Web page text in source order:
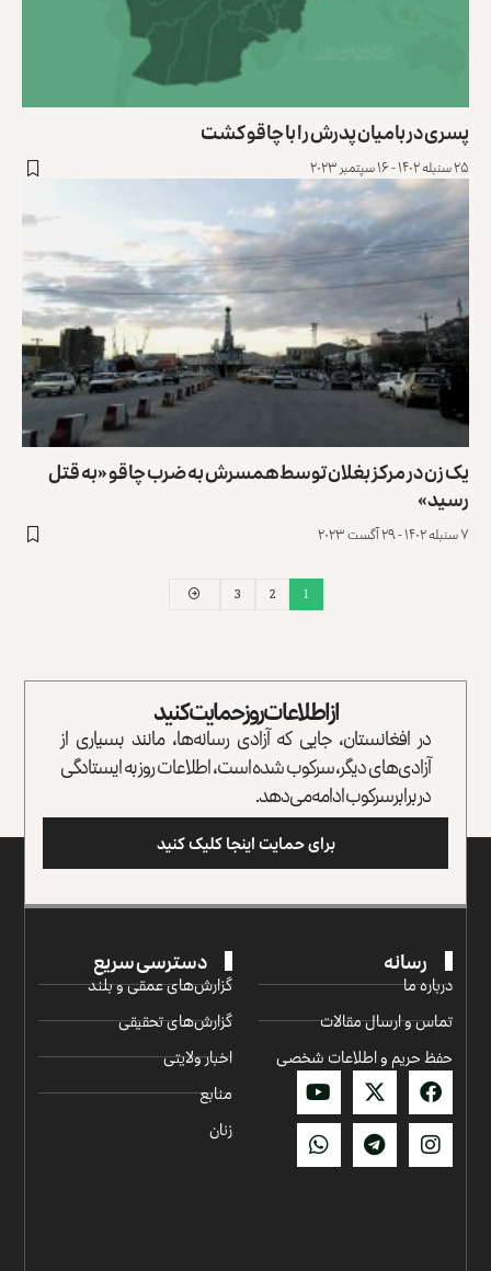
پسری در بامیان پدرش را با چاقو کشت
۲۵ سنبله ۱۴۰۲ - ۱۶ سپتمبر ۲۰۲۳
یک زن در مرکز بغلان توسط همسرش به ضرب چاقو «به قتل
رسید»
۷ سنبله ۱۴۰۲ - ۲۹ آگست ۲۰۲۳
1
2
3
از اطلاعات روز حمایت کنید
در افغانستان، جایی که آزادی رسانه‌ها، مانند بسیاری از
آزادی‌های دیگر، سرکوب شده است، اطلاعات روز به ایستادگی
در برابر سرکوب ادامه می‌دهد.
برای حمایت اینجا کلیک کنید
رسانه
درباره ما
تماس و ارسال مقالات
حفظ حریم و اطلاعات شخصی
دسترسی سریع
گزارش‌‌های عمقی و بلند
گزارش‌های تحقیقی
اخبار ولایتی
منابع
زنان